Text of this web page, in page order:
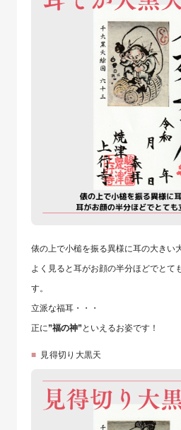
俵の上で小槌を振る異様に耳の大きい
よく見ると耳がお顔の半分ほどでとて
す。
立派な福耳・・・
正に”福の神”といえるお姿です！
見得切り大黒天